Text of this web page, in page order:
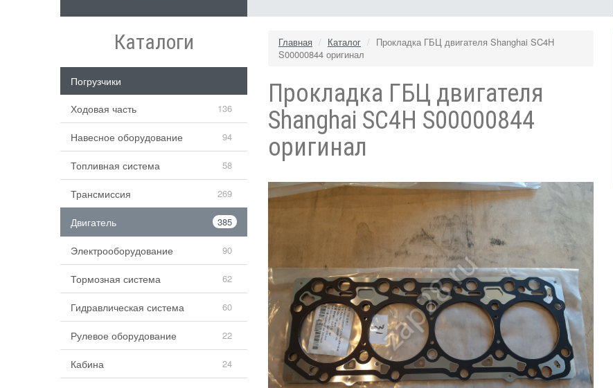
Главная Каталог
Прокладка ГБЦ двигателя Shanghai SC4H
S00000844 оригинал
Прокладка ГБЦ двигателя
Shanghai SC4H S00000844
оригинал
Каталоги
Погрузчики
Ходовая часть
136
Навесное оборудование 94
Топливная система 58
Трансмиссия 269
Двигатель 385
Электрооборудование 90
Тормозная система 62
Гидравлическая система 60
Рулевое оборудование 22
Кабина 24